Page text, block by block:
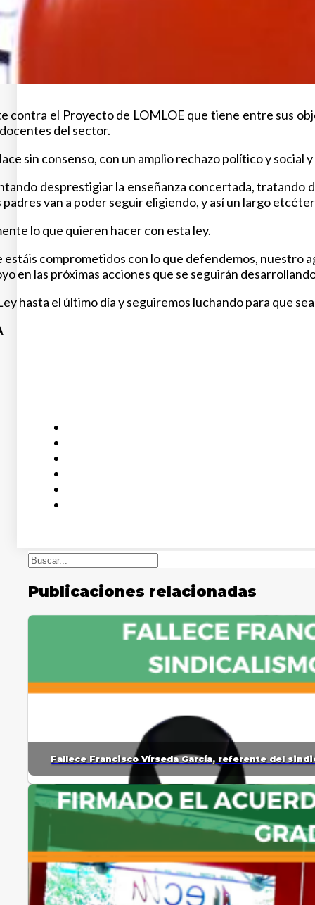
el Proyecto de LOMLOE que tiene entre sus
del sector.
sin consenso, con un amplio rechazo político y
desprestigiar la enseñanza concertada,
van a poder seguir eligiendo, y así un largo
lo que quieren hacer con esta ley.
comprometidos con lo que defendemos,
las próximas acciones que se seguirán
hasta el último día y seguiremos luchando para que
Buscar
Publicaciones relacionadas
Fallece Francisco Vírseda García, referente del